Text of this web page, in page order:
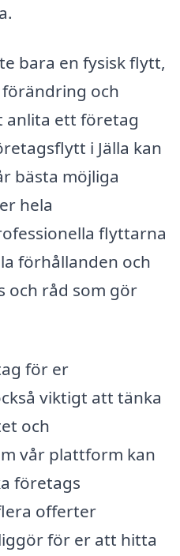
bara en fysisk flytt,
och
anlita ett företag
i Jälla kan
bästa möjliga
hela
flyttarna
förhållanden och
och råd som gör
för er
viktigt att tänka
och
vår plattform kan
företags
offerter
för er att hitta